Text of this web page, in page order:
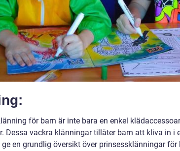
för barn är inte bara en enkel
Dessa vackra klänningar tillåter barn att kliva in i
en grundlig översikt över prinsessklänningar för